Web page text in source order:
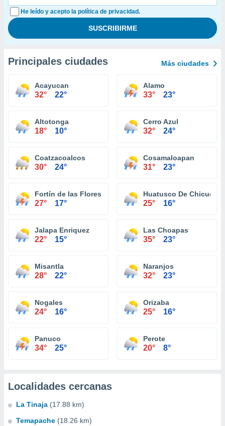
He leído y acepto la política de privacidad.
Principales ciudades Más ciudades
Acayucan
32° 22°
Alamo
33° 23°
Altotonga
18° 10°
Cerro Azul
32° 24°
Coatzacoalcos
30° 24°
Cosamaloapan
31° 23°
Fortín de las Flores
27° 17°
Huatusco De Chicuellar
25° 16°
Jalapa Enriquez
22° 15°
Las Choapas
35° 23°
Misantla
28° 22°
Naranjos
32° 23°
Nogales
24° 16°
Orizaba
25° 16°
Panuco
34° 25°
Perote
20° 8°
Localidades cercanas
La Tinaja (17.88 km)
Temapache (18.26 km)